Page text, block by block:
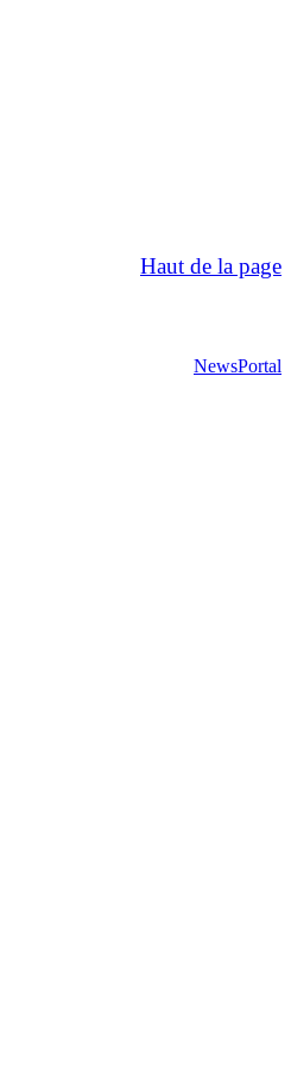
Haut de la page
NewsPortal